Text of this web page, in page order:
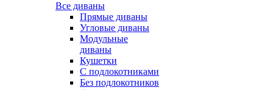
Все диваны
Прямые диваны
Угловые диваны
Модульные
диваны
Кушетки
С подлокотниками
Без подлокотников